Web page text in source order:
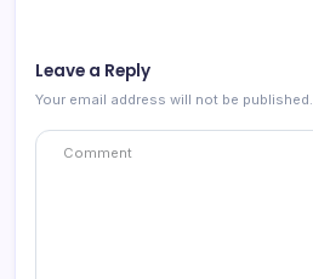
Leave a Reply
Your email address will not be published.